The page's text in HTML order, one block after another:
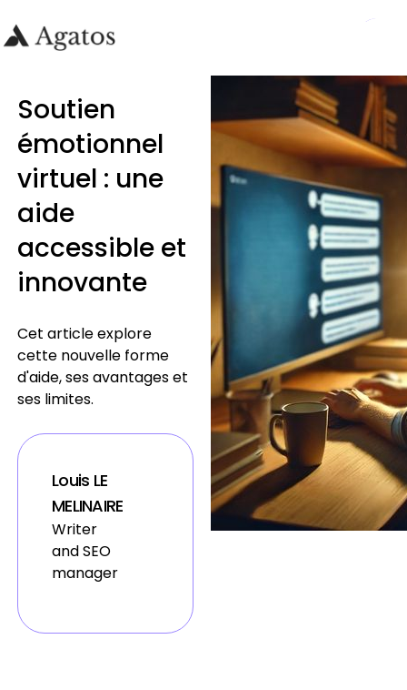
Soutien
émotionnel
virtuel : une
aide
accessible et
innovante
Cet article explore
cette nouvelle forme
d'aide, ses avantages et
ses limites.
Louis LE
MELINAIRE
Writer
and SEO
manager